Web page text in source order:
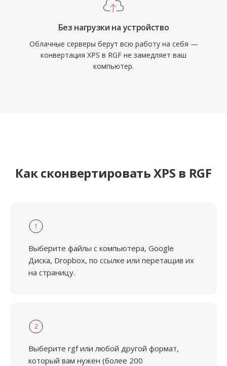
Без нагрузки на устройство
Облачные серверы берут всю работу на себя —
конвертация XPS в RGF не замедляет ваш
компьютер.
Как сконвертировать XPS в RGF
1
Выберите файлы с компьютера, Google
Диска, Dropbox, по ссылке или перетащив их
на страницу.
2
Выберите rgf или любой другой формат,
который вам нужен (более 200